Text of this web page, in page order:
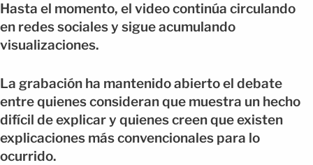
Hasta el momento, el video continúa circulando
en redes sociales y sigue acumulando
visualizaciones.
La grabación ha mantenido abierto el debate
entre quienes consideran que muestra un hecho
difícil de explicar y quienes creen que existen
explicaciones más convencionales para lo
ocurrido.